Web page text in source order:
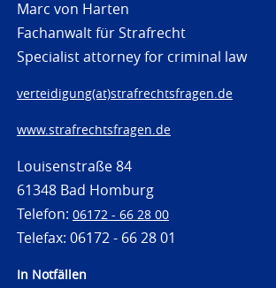
Marc von Harten
Fachanwalt für Strafrecht
Specialist attorney for criminal law
verteidigung(at)strafrechtsfragen.de
www.strafrechtsfragen.de
Louisenstraße 84
61348 Bad Homburg
Telefon: 06172 - 66 28 00
Telefax: 06172 - 66 28 01
In Notfällen